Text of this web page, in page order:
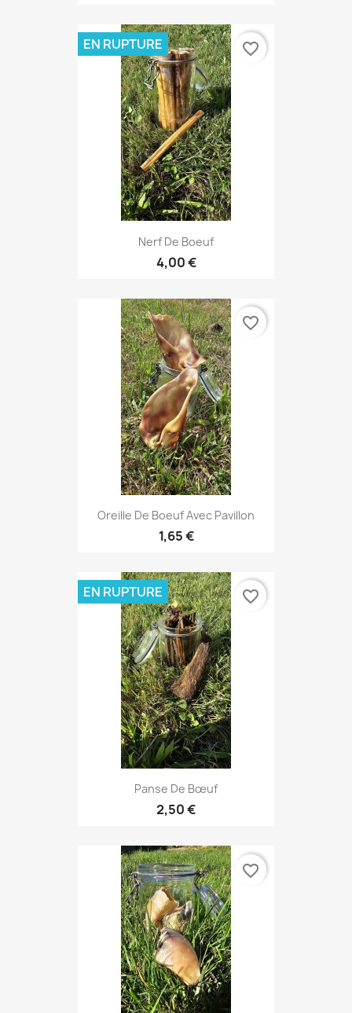
Nerf De Boeuf
4,00 €
EN RUPTURE favorite_border
Oreille De Boeuf Avec Pavillon
1,65 €
favorite_border
Panse De Bœuf
2,50 €
EN RUPTURE favorite_border
favorite_border